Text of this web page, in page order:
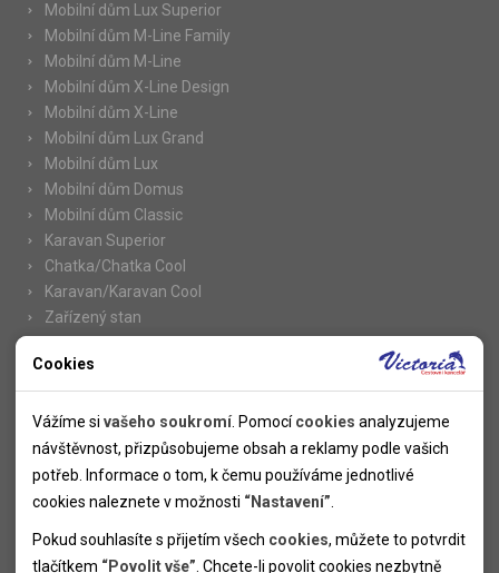
Mobilní dům Lux Superior
Mobilní dům M-Line Family
Mobilní dům M-Line
Mobilní dům X-Line Design
Mobilní dům X-Line
Mobilní dům Lux Grand
Mobilní dům Lux
Mobilní dům Domus
Mobilní dům Classic
Karavan Superior
Chatka/Chatka Cool
Karavan/Karavan Cool
Zařízený stan
Informace
Novinky
Kolektivy
SUPER FIRST MINUTE
Informace k letním pobytům
Informace o letecké dopravě
Cookies
Vážíme si vašeho soukromí . Pomocícookies analyzujeme
návštěvnost, přizpůsobujeme obsah a reklamy podle vašich
potřeb. Informace o tom, k čemu používáme jednotlivé
cookies naleznete v možnosti “Nastavení”
Pokud souhlasíte s přijetím všech cookies, můžete to potvrdit
tlačítkem “Povolit vše” . Chcete-li povolit cookies nezbytně
Nutné cookies pomáhají, aby byla webová stránka použitelná
tak, že umožní základní funkce jako navigace stránky a
přístup k zabezpečeným sekcím webové stránky. Webová
stránka nemůže správně fungovat bez těchto cookies.
Analytické cookies